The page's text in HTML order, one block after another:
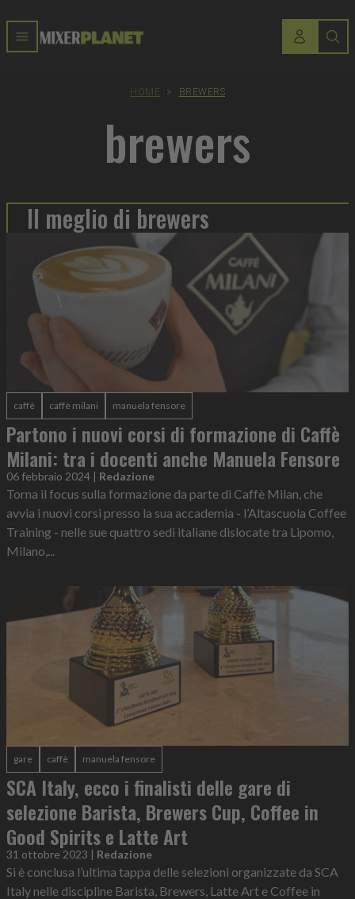
HOME > BREWERS
brewers
Il meglio di brewers
caffè caffè milani manuela fensore
Partono i nuovi corsi di formazione di Caffè
Milani: tra i docenti anche Manuela Fensore
06 febbraio 2024 | Redazione
Torna il focus sulla formazione da parte di Caffè Milan, che
avvia i nuovi corsi presso la sua accademia - l’Altascuola Coffee
Training - nelle sue quattro sedi italiane dislocate tra Lipomo,
Milano,...
gare caffè manuela fensore
SCA Italy, ecco i finalisti delle gare di
selezione Barista, Brewers Cup, Coffee in
Good Spirits e Latte Art
31 ottobre 2023 | Redazione
Si è conclusa l’ultima tappa delle selezioni organizzate da SCA
Italy nelle discipline Barista, Brewers, Latte Art e Coffee in